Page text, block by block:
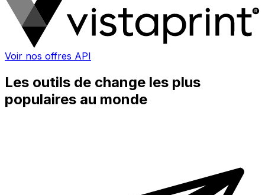
Voir nos offres API
Les outils de change les plus
populaires au monde